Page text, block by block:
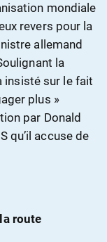
mondiale
revers pour la
allemand
la
insisté sur le fait
plus »
par Donald
qu’il accuse de
route